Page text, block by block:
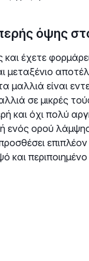
όψης
και έχετε
μεταξένιο
μαλλιά είναι
σε μικρές
και όχι πολύ
ενός ορού
και